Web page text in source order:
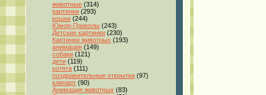
животные (314)
картинки (293)
кошки (244)
Юмор-Приколы (243)
Детские картинки (230)
Картинки животных (193)
анимация (149)
собаки (121)
дети (119)
котята (111)
поздравительные открытки (97)
клипарт (90)
Анимация животных (83)